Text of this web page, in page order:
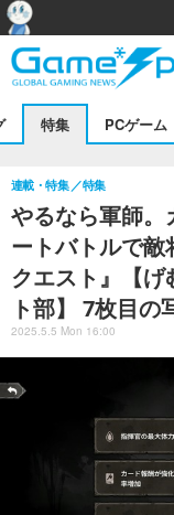
特集 PCゲーム
やるなら軍師。
ートバトルで
クエスト』【
ト部】 7枚目の
連載・特集 特集
2025.5.5 Mon 16:00